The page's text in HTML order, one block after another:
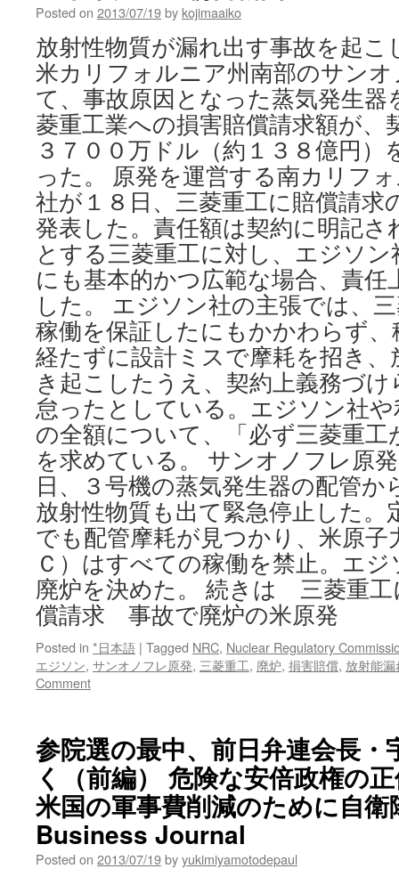
Posted on 2013/07/19by kojimaaiko
放射性物質が漏れ出す事故を起
米カリフォルニア州南部のサン
て、事故原因となった蒸気発生器
菱重工業への損害賠償請求額が、
３７００万ドル（約１３８億円
った。 原発を運営する南カリフ
社が１８日、三菱重工に賠償請求
発表した。責任額は契約に明記
とする三菱重工に対し、エジソ
にも基本的かつ広範な場合、責任
した。 エジソン社の主張では、
稼働を保証したにもかかわらず
経たずに設計ミスで摩耗を招き、
き起こしたうえ、契約上義務づ
怠ったとしている。エジソン社
の全額について、「必ず三菱重
を求めている。 サンオノフレ原
日、３号機の蒸気発生器の配管か
放射性物質も出て緊急停止した。
でも配管摩耗が見つかり、米原子
Ｃ）はすべての稼働を禁止。エ
廃炉を決めた。 続きは 三菱重工
償請求 事故で廃炉の米原発
Posted in *日本語 | Tagged NRC, Nuclear Regulatory
エジソン, サンオノフレ原発, 三菱重工, 廃炉, 損害賠償, 放射能漏
Comment
参院選の最中、前日弁連会長・
く（前編） 危険な安倍政権の
米国の軍事費削減のために自
Business Journal
Posted on 2013/07/19byyukimiyamotodepaul